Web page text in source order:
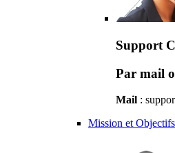
Support
Par mail
Mail :
Mission et Objectifs